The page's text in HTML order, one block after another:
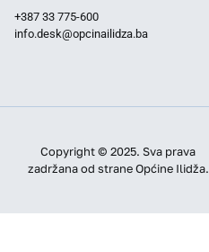
+387 33 775-600
info.desk@opcinailidza.ba
Copyright © 2025. Sva prava
zadržana od strane Općine Ilidža.